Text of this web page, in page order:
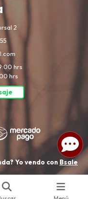
2
hrs
hrs
Yo vendo con Bsale